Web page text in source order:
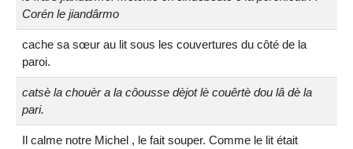
Corén le jiandârmo
cache sa sœur au lit sous les couvertures du côté de la
paroi.
catsè la chouèr a la côousse dèjot lè couêrtè dou lâ dè la
pari.
Il calme notre Michel , le fait souper. Comme le lit était